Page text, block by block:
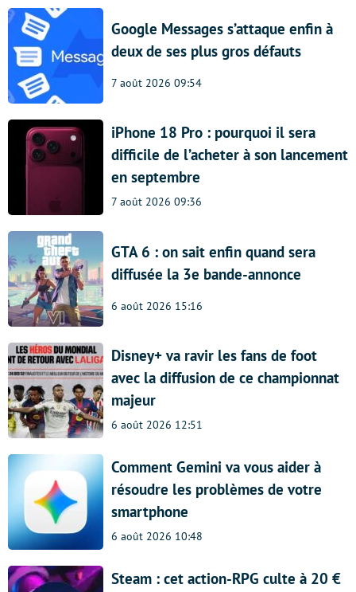
Google Messages s’attaque enfin à
deux de ses plus gros défauts
7 août 2026 09:54
iPhone 18 Pro : pourquoi il sera
difficile de l’acheter à son lancement
en septembre
7 août 2026 09:36
GTA 6 : on sait enfin quand sera
diffusée la 3e bande-annonce
6 août 2026 15:16
Disney+ va ravir les fans de foot
avec la diffusion de ce championnat
majeur
6 août 2026 12:51
Comment Gemini va vous aider à
résoudre les problèmes de votre
smartphone
6 août 2026 10:48
Steam : cet action-RPG culte à 20 €